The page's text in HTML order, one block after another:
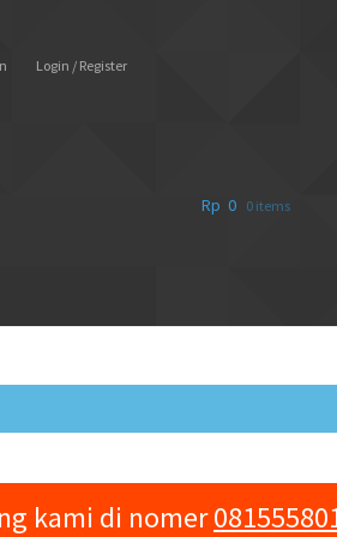
Login / Register
Rp 0 0 items
kami di nomer